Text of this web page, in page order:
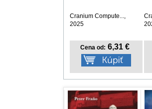
Cranium Compute...,
2025
Cena od: 6,31 €